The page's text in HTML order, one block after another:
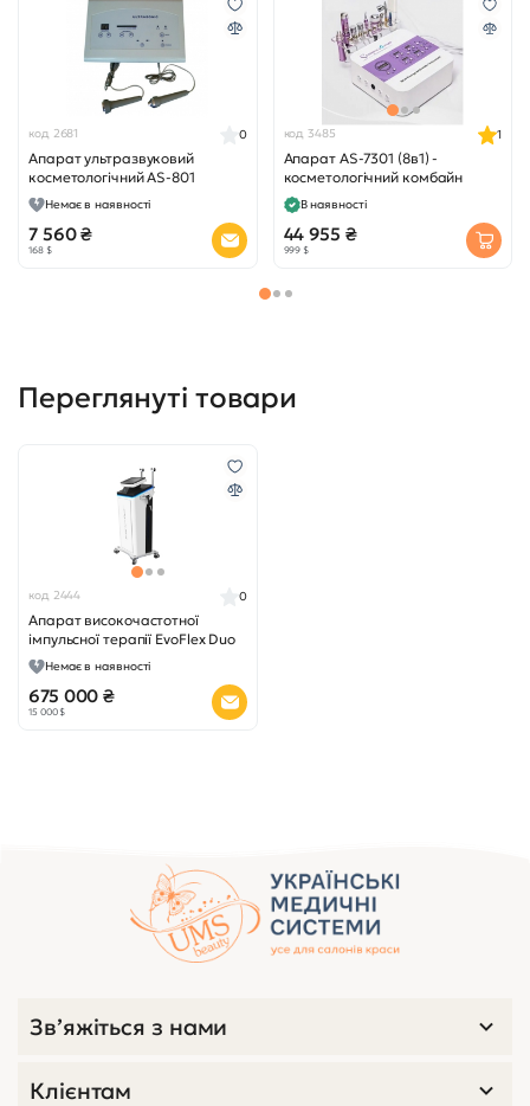
код 2681
Апарат ультразвуковий
косметологічний AS-801
0
Немає в наявності
7 560 ₴
168 $
код 3485
Апарат AS-7301 (8в1) -
косметологічний комбайн
1
В наявності
44 955 ₴
999 $
Переглянуті товари
код 2444
Апарат високочастотної
імпульсної терапії EvoFlex Duo
0
Немає в наявності
675 000 ₴
15 000 $
Зв’яжіться з нами
Клієнтам